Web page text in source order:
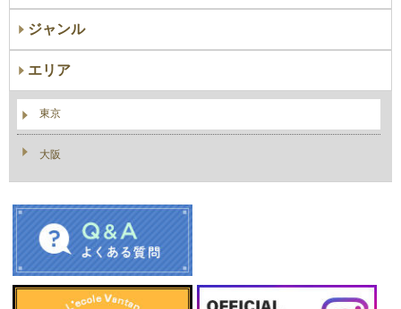
ジャンル
エリア
東京
大阪